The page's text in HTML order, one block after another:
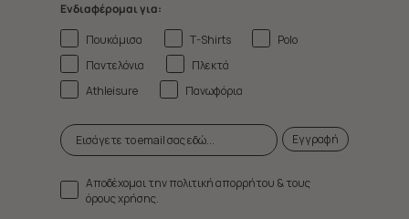
Ενδιαφέρομαι για:
Πουκάμισα
T-Shirts
Polo
Παντελόνια
Πλεκτά
Athleisure
Πανωφόρια
Εγγραφή
Αποδέχομαι την πολιτική απορρήτου & τους
όρους χρήσης.